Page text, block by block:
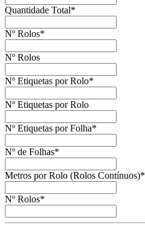
Quantidade Total*
Nº Rolos*
Nº Rolos
Nº Etiquetas por Rolo*
Nº Etiquetas por Rolo
Nº Etiquetas por Folha*
Nº de Folhas*
Metros por Rolo (Rolos Contínuos)*
Nº Rolos*